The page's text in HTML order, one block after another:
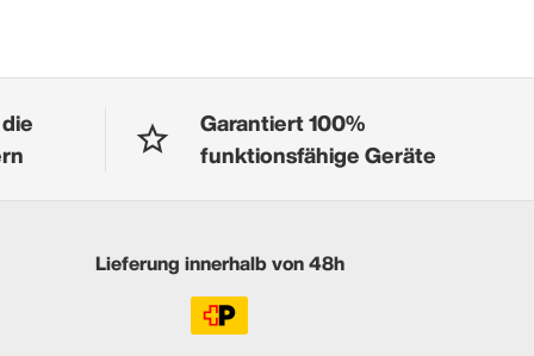
Garantiert 100%
funktionsfähige Geräte
Lieferung innerhalb von 48h